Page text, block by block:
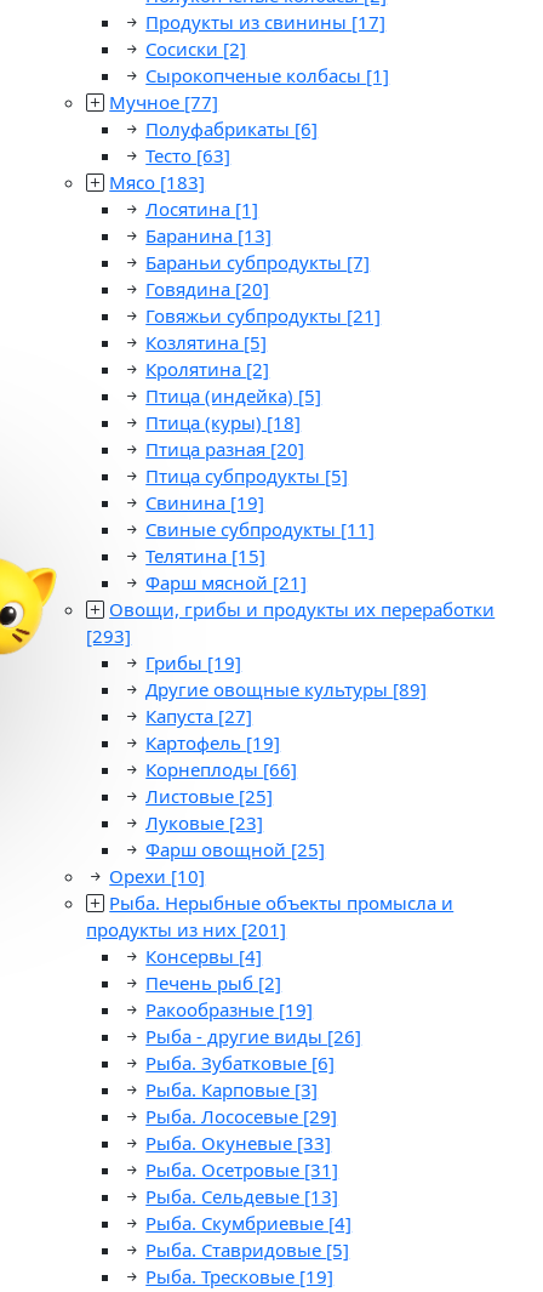
Продукты из свинины [17]
Сосиски [2]
Сырокопченые колбасы [1]
Мучное [77]
Полуфабрикаты [6]
Тесто [63]
Мясо [183]
Лосятина [1]
Баранина [13]
Бараньи субпродукты [7]
Говядина [20]
Говяжьи субпродукты [21]
Козлятина [5]
Кролятина [2]
Птица (индейка) [5]
Птица (куры) [18]
Птица разная [20]
Птица субпродукты [5]
Свинина [19]
Свиные субпродукты [11]
Телятина [15]
Фарш мясной [21]
Овощи, грибы и продукты их переработки
[293]
Грибы [19]
Другие овощные культуры [89]
Капуста [27]
Картофель [19]
Корнеплоды [66]
Листовые [25]
Луковые [23]
Фарш овощной [25]
Орехи [10]
Рыба. Нерыбные объекты промысла и
продукты из них [201]
Консервы [4]
Печень рыб [2]
Ракообразные [19]
Рыба - другие виды [26]
Рыба. Зубатковые [6]
Рыба. Карповые [3]
Рыба. Лососевые [29]
Рыба. Окуневые [33]
Рыба. Осетровые [31]
Рыба. Сельдевые [13]
Рыба. Скумбриевые [4]
Рыба. Ставридовые [5]
Рыба. Тресковые [19]